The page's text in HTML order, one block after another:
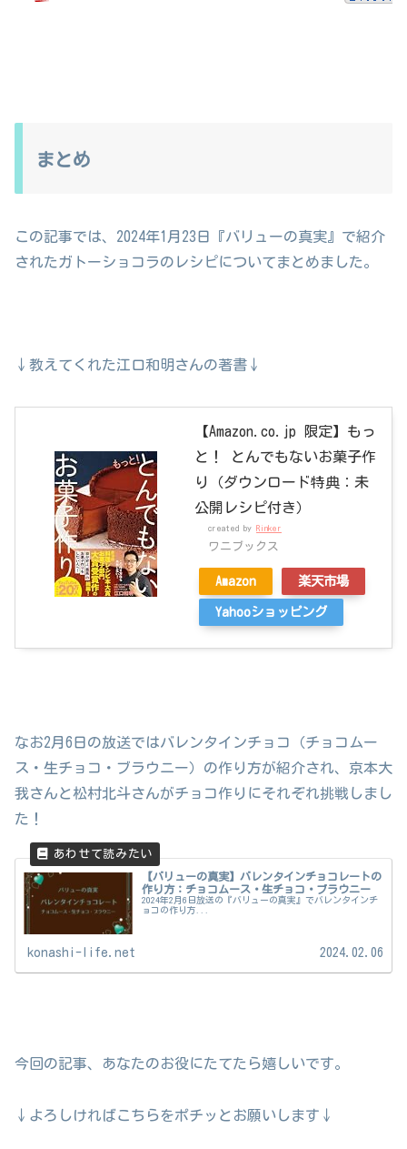
まとめ
この記事では、2024年1月23日『バリューの真実』で紹介
されたガトーショコラのレシピについてまとめました。
↓教えてくれた江口和明さんの著書↓
【Amazon.co.jp 限定】もっ
と！ とんでもないお菓子作
り（ダウンロード特典：未
公開レシピ付き）
created by Rinker
ワニブックス
Amazon 楽天市場
Yahooショッピング
なお2月6日の放送ではバレンタインチョコ（チョコムー
ス・生チョコ・ブラウニー）の作り方が紹介され、京本大
我さんと松村北斗さんがチョコ作りにそれぞれ挑戦しまし
た！
【バリューの真実】バレンタインチョコレートの
作り方：チョコムース・生チョコ・ブラウニー
2024年2月6日放送の『バリューの真実』でバレンタインチ
ョコの作り方...
konashi-life.net 2024.02.06
今回の記事、あなたのお役にたてたら嬉しいです。
↓よろしければこちらをポチッとお願いします↓